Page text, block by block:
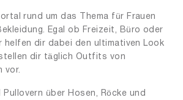
rund um das Thema für Frauen
Egal ob Freizeit, Büro oder
dir dabei den ultimativen Look
dir täglich Outfits von
vor.
über Hosen, Röcke und